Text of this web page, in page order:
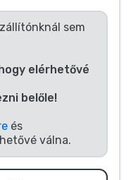
sem
elérhetővé
belőle!
és
válna.